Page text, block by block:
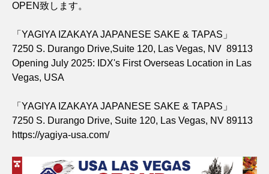
OPEN致します。
「YAGIYA IZAKAYA JAPANESE SAKE & TAPAS」
7250 S. Durango Drive,Suite 120, Las Vegas, NV 89113
Opening July 2025: IDX's First Overseas Location in Las
Vegas, USA
「YAGIYA IZAKAYA JAPANESE SAKE & TAPAS」
7250 S. Durango Drive, Suite 120, Las Vegas, NV 89113
https://yagiya-usa.com/